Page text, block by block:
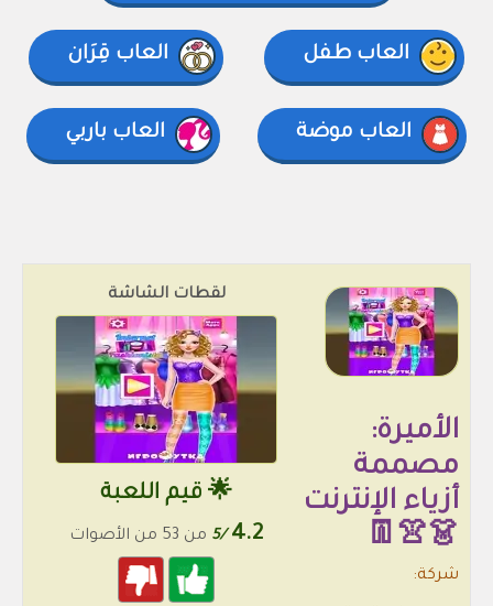
العاب طفل العاب قِرَان
العاب موضة العاب باربي
لقطات الشاشة
🌟 قيم اللعبة
4.2
/5 من 53 من الأصوات
الأميرة:
مصممة
أزياء الإنترنت
👗👚👖
شركة: